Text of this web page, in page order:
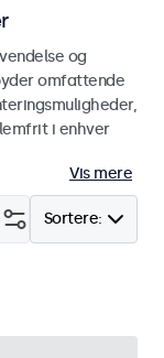
og
omfattende
i enhver
Vis mere
Sortere: